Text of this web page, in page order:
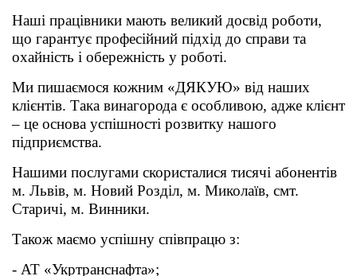
Наші працівники мають великий досвід роботи,
що гарантує професійний підхід до справи та
охайність і обережність у роботі.
Ми пишаємося кожним «ДЯКУЮ» від наших
клієнтів. Така винагорода є особливою, адже клієнт
– це основа успішності розвитку нашого
підприємства.
Нашими послугами скористалися тисячі абонентів
м. Львів, м. Новий Розділ, м. Миколаїв, смт.
Старичі, м. Винники.
Також маємо успішну співпрацю з:
- АТ «Укртранснафта»;